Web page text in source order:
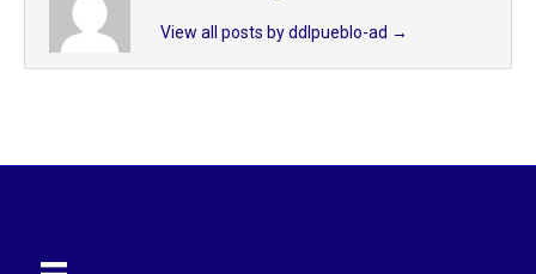
View all posts by ddlpueblo-ad →